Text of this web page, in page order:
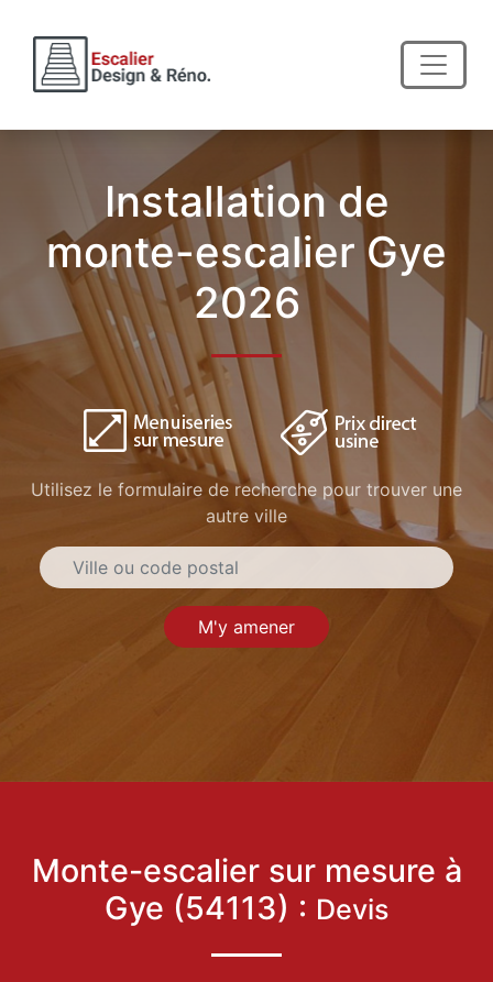
Installation de
monte-escalier Gye
2026
Utilisez le formulaire de recherche pour trouver une
autre ville
M'y amener
Monte-escalier sur mesure à
Gye (54113) : Devis